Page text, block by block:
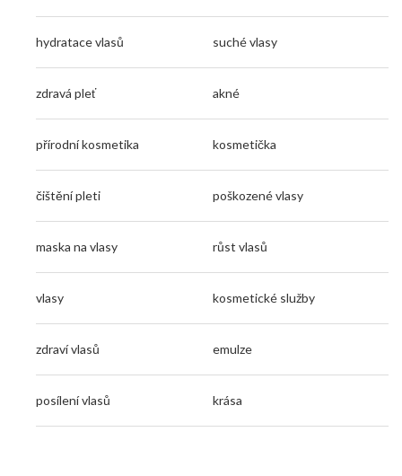
hydratace vlasů suché vlasy
zdravá pleť akné
přírodní kosmetika kosmetička
čištění pleti poškozené vlasy
maska na vlasy růst vlasů
vlasy kosmetické služby
zdraví vlasů emulze
posílení vlasů krása